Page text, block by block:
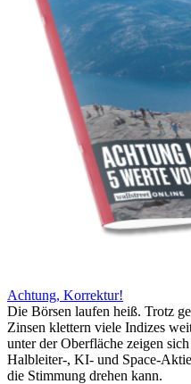
Achtung, Korrektur!
Die Börsen laufen heiß. Trotz
Zinsen klettern viele Indizes
unter der Oberfläche zeigen
Halbleiter-, KI- und Space-
die Stimmung drehen kann.